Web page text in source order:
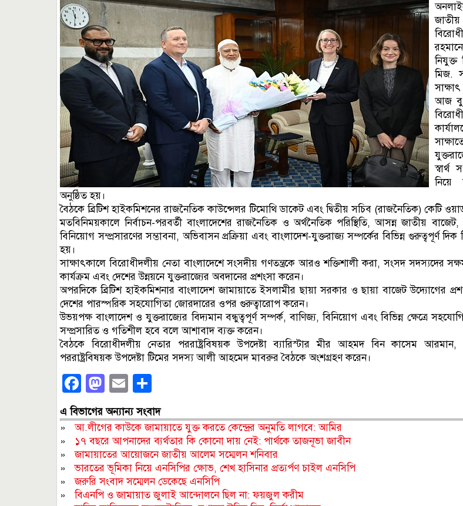
নিযুক্ত
মিজ.
আজ
স্বার্থ
নিয়ে
অনুষ্ঠিত হয়।
বৈঠকে ব্রিটিশ হাইকমিশনের রাজনৈতিক কাউন্সেলর টিমোথি ডাকেট এবং দ্বিতীয় সচিব (রাজনৈতিক) কেটি
মতবিনিময়কালে নির্বাচন-পরবর্তী বাংলাদেশের রাজনৈতিক ও অর্থনৈতিক পরিস্থিতি, আসন্ন জাতীয় বাজেট,
বিনিয়োগ সম্প্রসারণের সম্ভাবনা, অভিবাসন প্রক্রিয়া এবং বাংলাদেশ-যুক্তরাজ্য সম্পর্কের বিভিন্ন গুরুত্বপূর্ণ
হয়।
সাক্ষাৎকালে বিরোধীদলীয় নেতা বাংলাদেশে সংসদীয় গণতন্ত্রকে আরও শক্তিশালী করা, সংসদ সদস্যদের
কার্যক্রম এবং দেশের উন্নয়নে যুক্তরাজ্যের অবদানের প্রশংসা করেন।
অপরদিকে ব্রিটিশ হাইকমিশনার বাংলাদেশ জামায়াতে ইসলামীর ছায়া সরকার ও ছায়া বাজেট উদ্যোগের
দেশের পারস্পরিক সহযোগিতা জোরদারের ওপর গুরুত্বারোপ করেন।
উভয়পক্ষ বাংলাদেশ ও যুক্তরাজ্যের বিদ্যমান বন্ধুত্বপূর্ণ সম্পর্ক, বাণিজ্য, বিনিয়োগ এবং বিভিন্ন ক্ষেত্রে
সম্প্রসারিত ও গতিশীল হবে বলে আশাবাদ ব্যক্ত করেন।
বৈঠকে বিরোধীদলীয় নেতার পররাষ্ট্রবিষয়ক উপদেষ্টা ব্যারিস্টার মীর আহমদ বিন কাসেম
পররাষ্ট্রবিষয়ক উপদেষ্টা টিমের সদস্য আলী আহমেদ মাবরুর বৈঠকে অংশগ্রহণ করেন।
Facebook
Mastodon
Email
এ বিভাগের অন্যান্য সংবাদ
»আ.লীগের কাউকে জামায়াতে যুক্ত করতে কেন্দ্রের অনুমতি লাগবে: আমির
» ১৭ বছরে আপনাদের ব্যর্থতার কি কোনো দায় নেই: পার্থকে তাজনূভা জাবীন
»জামায়াতের আয়োজনে জাতীয় আলেম সম্মেলন শনিবার
»ভারতের ভূমিকা নিয়ে এনসিপির ক্ষোভ, শেখ হাসিনার প্রত্যর্পণ চাইল এনসিপি
»জরুরি সংবাদ সম্মেলন ডেকেছে এনসিপি
»বিএনপি ও জামায়াত জুলাই আন্দোলনে ছিল না: ফয়জুল করীম